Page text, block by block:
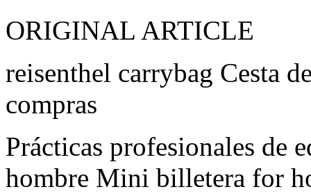
ORIGINAL ARTICLE
reisenthel carrybag Cesta
compras
Prácticas profesionales de
hombre Mini billetera for